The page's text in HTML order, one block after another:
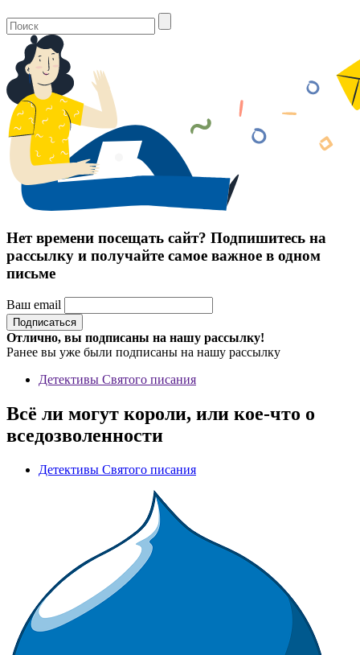
Нет времени посещать сайт? Подпишитесь на
рассылку и получайте самое важное в одном
письме
Ваш email
Отлично, вы подписаны на нашу рассылку!
Ранее вы уже были подписаны на нашу рассылку
Детективы Святого писания
Всё ли могут короли, или кое-что о
вседозволенности
Детективы Святого писания